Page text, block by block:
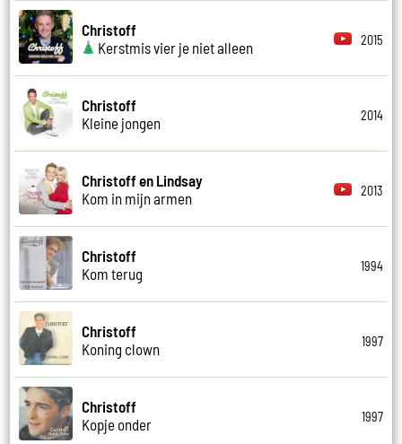
Christoff
Kerstmis vier je niet alleen
2015
Christoff
Kleine jongen
2014
Christoff en Lindsay
Kom in mijn armen
2013
Christoff
Kom terug
1994
Christoff
Koning clown
1997
Christoff
Kopje onder
1997